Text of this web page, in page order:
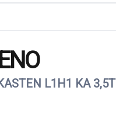
L1H1 KA 3,5T